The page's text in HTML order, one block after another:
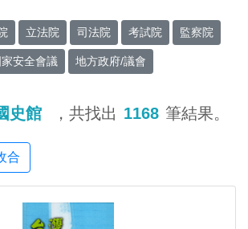
立法院 司法院 考試院 監察院
家安全會議 地方政府/議會
史館 ，共找出 1168 筆結果。
合